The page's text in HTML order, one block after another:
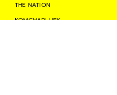
THE NATION
KOMCHADLUEK